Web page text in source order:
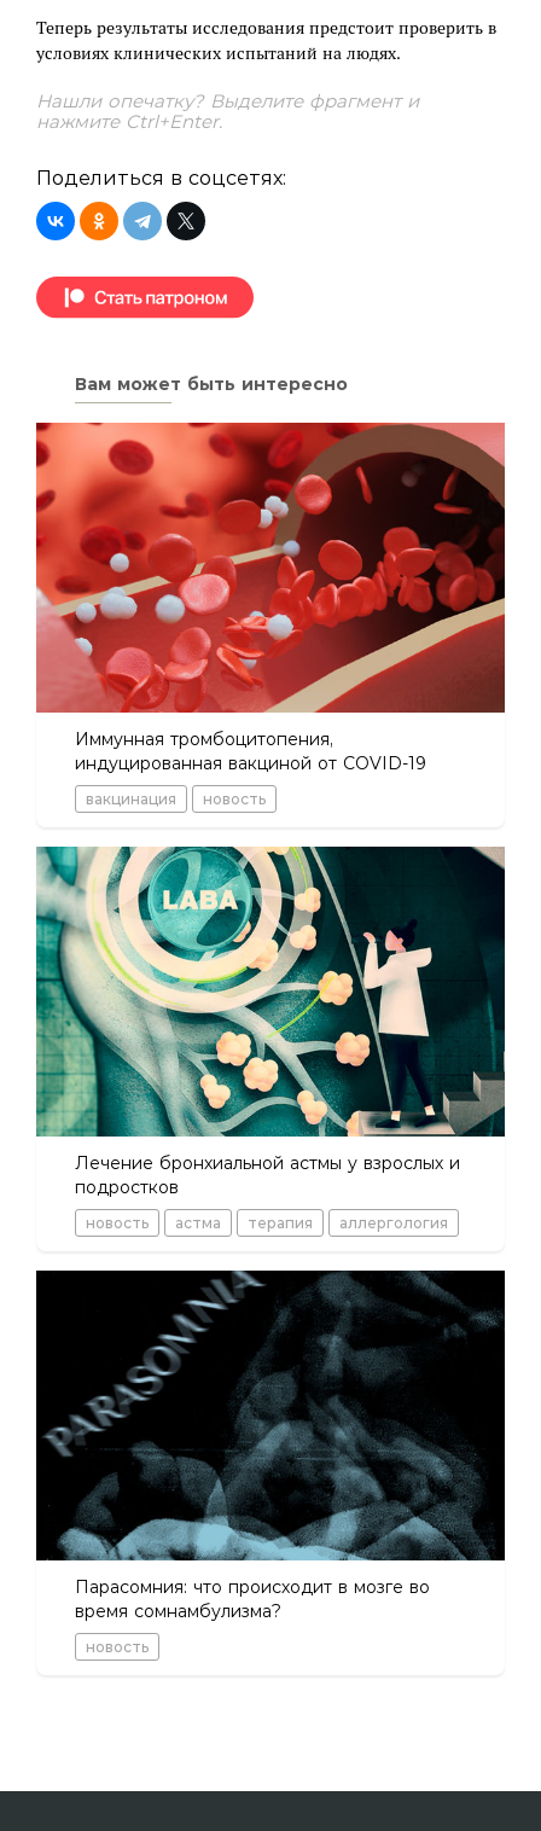
Теперь результаты исследования предстоит проверить в
условиях клинических испытаний на людях.
Нашли опечатку? Выделите фрагмент и
нажмите Ctrl+Enter.
Поделиться в соцсетях:
Вам может быть интересно
Иммунная тромбоцитопения,
индуцированная вакциной от COVID-19
вакцинация новость
Лечение бронхиальной астмы у взрослых и
подростков
новость астма терапия аллергология
Парасомния: что происходит в мозге во
время сомнамбулизма?
новость